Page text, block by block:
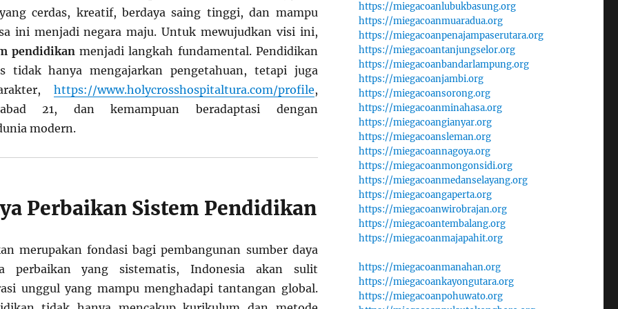
cerdas, kreatif, berdaya saing tinggi, dan mampu
ini menjadi negara maju. Untuk mewujudkan visi ini,
pendidikan menjadi langkah fundamental. Pendidikan
tidak hanya mengajarkan pengetahuan, tetapi juga
https://www.holycrosshospitaltura.com/profile,
21, dan kemampuan beradaptasi dengan
modern.
Perbaikan Sistem Pendidikan
merupakan fondasi bagi pembangunan sumber daya
perbaikan yang sistematis, Indonesia akan sulit
unggul yang mampu menghadapi tantangan global.
https://miegacoanlubukbasung.org
https://miegacoanmuaradua.org
https://miegacoanpenajampaserutara.org
https://miegacoantanjungselor.org
https://miegacoanbandarlampung.org
https://miegacoanjambi.org
https://miegacoansorong.org
https://miegacoanminahasa.org
https://miegacoangianyar.org
https://miegacoansleman.org
https://miegacoannagoya.org
https://miegacoanmongonsidi.org
https://miegacoanmedanselayang.org
https://miegacoangaperta.org
https://miegacoanwirobrajan.org
https://miegacoantembalang.org
https://miegacoanmajapahit.org
https://miegacoanmanahan.org
https://miegacoankayongutara.org
https://miegacoanpohuwato.org